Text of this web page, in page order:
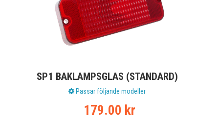
SP1 BAKLAMPSGLAS (STANDARD)
Passar följande modeller
179.00 kr